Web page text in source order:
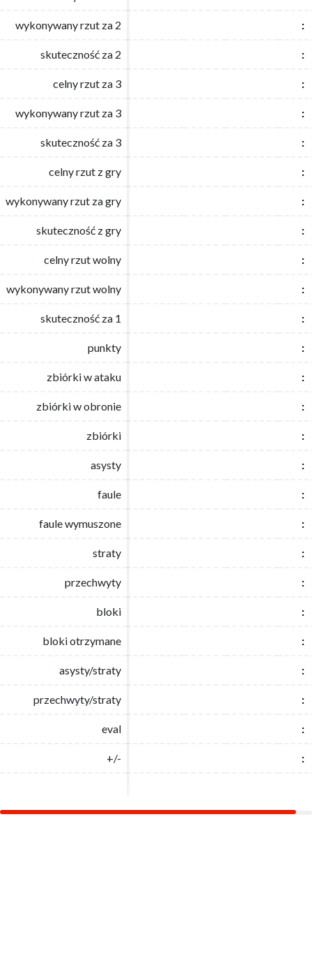
wykonywany rzut za 2 :
skuteczność za 2 :
celny rzut za 3 :
wykonywany rzut za 3 :
skuteczność za 3 :
celny rzut z gry :
wykonywany rzut za gry :
skuteczność z gry :
celny rzut wolny :
wykonywany rzut wolny :
skuteczność za 1 :
punkty :
zbiórki w ataku :
zbiórki w obronie :
zbiórki :
asysty :
faule :
faule wymuszone :
straty :
przechwyty :
bloki :
bloki otrzymane :
asysty/straty :
przechwyty/straty :
eval :
+/- :
wykonywany rzut za 2 :
skuteczność za 2 :
celny rzut za 3 :
wykonywany rzut za 3 :
skuteczność za 3 :
celny rzut z gry :
wykonywany rzut za gry :
skuteczność z gry :
celny rzut wolny :
wykonywany rzut wolny :
skuteczność za 1 :
punkty :
zbiórki w ataku :
zbiórki w obronie :
zbiórki :
asysty :
faule :
faule wymuszone :
straty :
przechwyty :
bloki :
bloki otrzymane :
asysty/straty :
przechwyty/straty :
eval :
+/- :